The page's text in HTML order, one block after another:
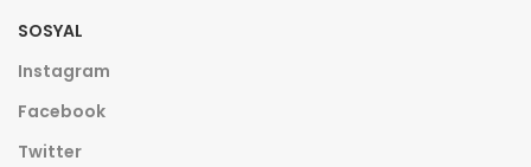
SOSYAL
Instagram
Facebook
Twitter